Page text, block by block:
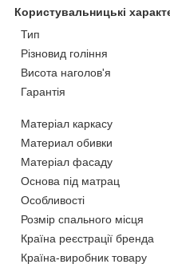
Користувальницькі
Тип
Різновид гоління
Висота наголов'я
Гарантія
Матеріал каркасу
Материал обивки
Матеріал фасаду
Основа під матрац
Особливості
Розмір спального місця
Країна реєстрації бренда
Країна-виробник товару